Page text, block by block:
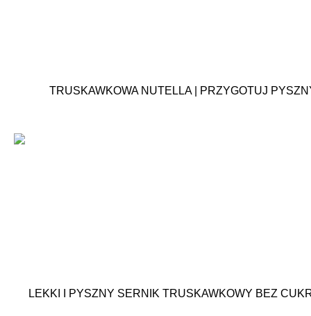
TRUSKAWKOWA NUTELLA | PRZYGOTUJ
LEKKI I PYSZNY SERNIK TRUSKAWKOWY BEZ